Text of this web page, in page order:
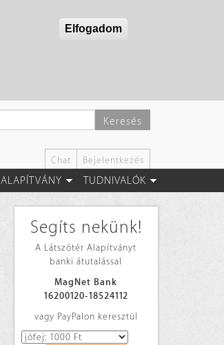
Elfogadom
Keresés
Chat Bejelentkezés
ALAPÍTVÁNY TUDNIVALÓK
Segíts nekünk!
A Látszótér Alapítványt
banki átutalással
MagNet Bank
16200120-18524112
vagy PayPalon keresztül